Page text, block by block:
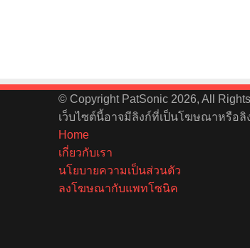
© Copyright PatSonic 2026, All
เว็บไซต์นี้อาจมีลิงก์ที่เป็นโฆษณาหรือ
Home
เกี่ยวกับเรา
นโยบายความเป็นส่วนตัว
ลงโฆษณากับแพทโซนิค